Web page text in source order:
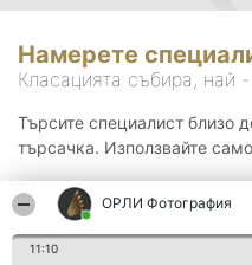
ОРЛИ Фотография
11:10
Намерете
Класацията събира, най
Търсите специалист близо
търсачка. Използвайте